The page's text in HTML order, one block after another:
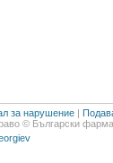
за нарушение |
© Български